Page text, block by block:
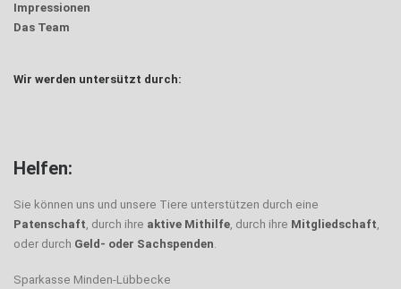
Impressionen
Das Team
Wir werden untersützt durch:
Helfen:
Sie können uns und unsere Tiere unterstützen durch eine
Patenschaft, durch ihre aktive Mithilfe, durch ihre Mitgliedschaft,
oder durch Geld- oder Sachspenden.
Sparkasse Minden-Lübbecke